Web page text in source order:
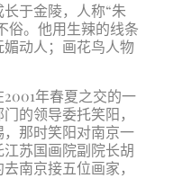
于金陵，人称“朱
俗。他用生辣的线条
动人；画花鸟人物
2001年春夏之交的一
的领导委托笑阳，
那时笑阳对南京一
苏国画院副院长胡
南京接五位画家，